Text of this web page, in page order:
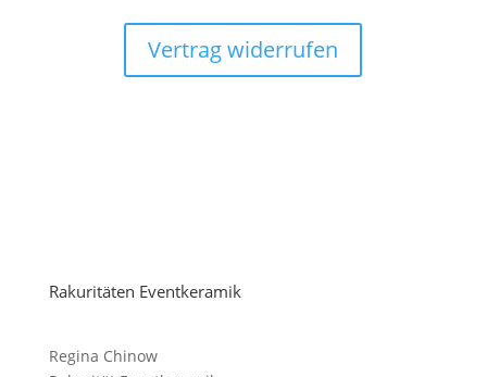
Vertrag widerrufen
Rakuritäten Eventkeramik
Regina Chinow